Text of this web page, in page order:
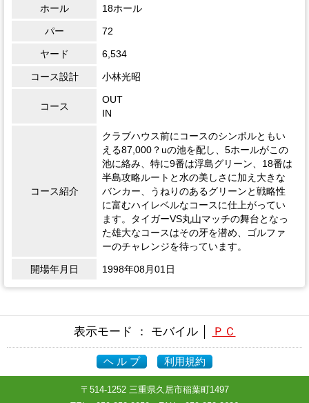
ホール 18ホール
パー 72
ヤード 6,534
コース設計 小林光昭
コース
OUT
IN
コース紹介
クラブハウス前にコースのシンボルともい
える87,000？uの池を配し、5ホールがこの
池に絡み、特に9番は浮島グリーン、18番は
半島攻略ルートと水の美しさに加え大きな
バンカー、うねりのあるグリーンと戦略性
に富むハイレベルなコースに仕上がってい
ます。タイガーVS丸山マッチの舞台となっ
た雄大なコースはその牙を潜め、ゴルファ
ーのチャレンジを待っています。
開場年月日 1998年08月01日
表示モード ： モバイル │ ＰＣ
ヘ ル プ 利用規約
〒514-1252 三重県久居市稲葉町1497